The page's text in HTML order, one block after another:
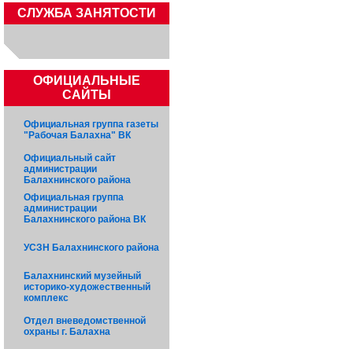
CЛУЖБА ЗАНЯТОСТИ
ОФИЦИАЛЬНЫЕ
САЙТЫ
Официальная группа газеты
"Рабочая Балахна" ВК
Официальный сайт
администрации
Балахнинского района
Официальная группа
администрации
Балахнинского района ВК
УСЗН Балахнинского района
Балахнинский музейный
историко-художественный
комплекс
Отдел вневедомственной
охраны г. Балахна